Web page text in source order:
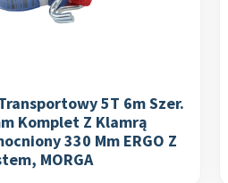
5T 6m Szer.
Komplet Z Klamrą
330 Mm ERGO Z
MORGA